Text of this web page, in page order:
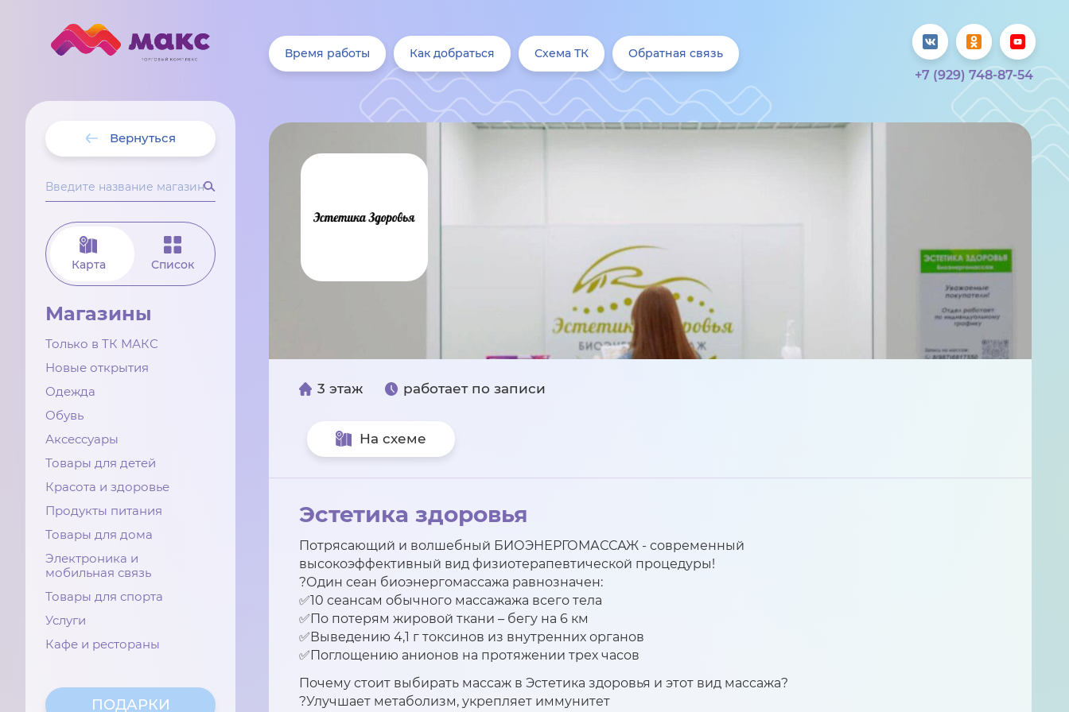
Вернуться
Карта Список
Магазины
Только в ТК МАКС
Новые открытия
Одежда
Обувь
Аксессуары
Товары для детей
Красота и здоровье
Продукты питания
Товары для дома
Электроника и
мобильная связь
Товары для спорта
Услуги
Кафе и рестораны
ПОДАРКИ
Время работы Как добраться Схема ТК Обратная связь
+7 (929) 748-87-54
3 этаж работает по записи
На схеме
Эстетика здоровья
Потрясающий и волшебный БИОЭНЕРГОМАССАЖ - современный
высокоэффективный вид физиотерапевтической процедуры!
?Один сеан биоэнергомассажа равнозначен:
✅10 сеансам обычного массажажа всего тела
✅По потерям жировой ткани – бегу на 6 км
✅Выведению 4,1 г токсинов из внутренних органов
✅Поглощению анионов на протяжении трех часов
Почему стоит выбирать массаж в Эстетика здоровья и этот вид массажа?
?Улучшает метаболизм, укрепляет иммунитет